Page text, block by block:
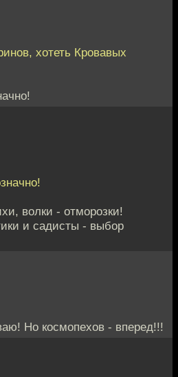
хотеть Кровавых
волки - отморозки!
и садисты - выбор
Но космопехов - вперед!!!